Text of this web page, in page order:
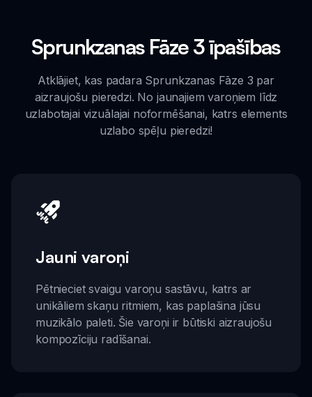
Sprunkzanas Fāze 3 īpašības
Atklājiet, kas padara Sprunkzanas Fāze 3 par
aizraujošu pieredzi. No jaunajiem varoņiem līdz
uzlabotajai vizuālajai noformēšanai, katrs elements
uzlabo spēļu pieredzi!
Jauni varoņi
Pētnieciet svaigu varoņu sastāvu, katrs ar
unikāliem skaņu ritmiem, kas paplašina jūsu
muzikālo paleti. Šie varoņi ir būtiski aizraujošu
kompozīciju radīšanai.